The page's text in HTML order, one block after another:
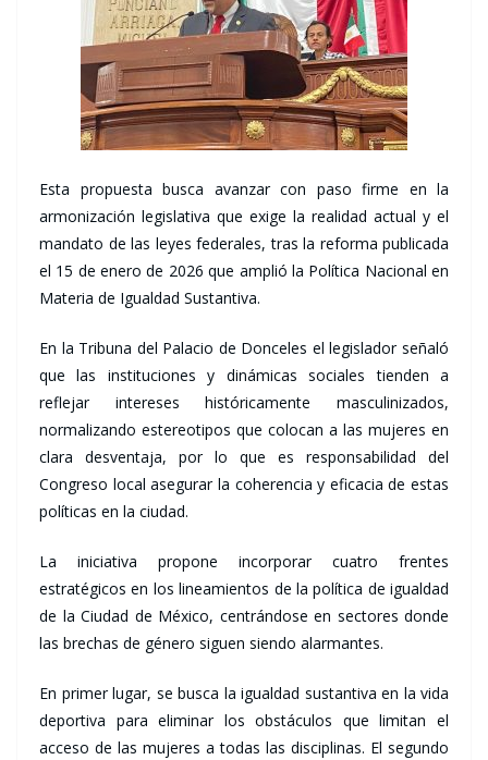
Esta propuesta busca avanzar con paso firme en la
armonización legislativa que exige la realidad actual y el
mandato de las leyes federales, tras la reforma publicada
el 15 de enero de 2026 que amplió la Política Nacional en
Materia de Igualdad Sustantiva.
En la Tribuna del Palacio de Donceles el legislador señaló
que las instituciones y dinámicas sociales tienden a
reflejar intereses históricamente masculinizados,
normalizando estereotipos que colocan a las mujeres en
clara desventaja, por lo que es responsabilidad del
Congreso local asegurar la coherencia y eficacia de estas
políticas en la ciudad.
La iniciativa propone incorporar cuatro frentes
estratégicos en los lineamientos de la política de igualdad
de la Ciudad de México, centrándose en sectores donde
las brechas de género siguen siendo alarmantes.
En primer lugar, se busca la igualdad sustantiva en la vida
deportiva para eliminar los obstáculos que limitan el
acceso de las mujeres a todas las disciplinas. El segundo